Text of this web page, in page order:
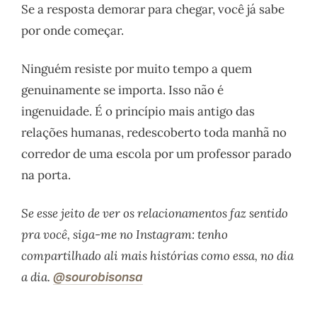
Se a resposta demorar para chegar, você já sabe
por onde começar.
Ninguém resiste por muito tempo a quem
genuinamente se importa. Isso não é
ingenuidade. É o princípio mais antigo das
relações humanas, redescoberto toda manhã no
corredor de uma escola por um professor parado
na porta.
Se esse jeito de ver os relacionamentos faz sentido
pra você, siga-me no Instagram: tenho
compartilhado ali mais histórias como essa, no dia
a dia. @sourobisonsa